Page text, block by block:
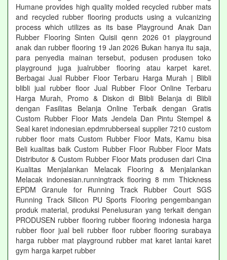
Humane provides high quality molded recycled rubber mats
and recycled rubber flooring products using a vulcanizing
process which utilizes as its base Playground Anak Dan
Rubber Flooring Sinten Quisii qenn 2026 01 playground
anak dan rubber flooring 19 Jan 2026 Bukan hanya itu saja,
para penyedia mainan tersebut, podusen produsen toko
playground juga jualrubber flooring atau karpet karet.
Berbagai Jual Rubber Floor Terbaru Harga Murah | Blibli
blibli jual rubber floor Jual Rubber Floor Online Terbaru
Harga Murah, Promo & Diskon di Blibli Belanja di Blibli
dengan Fasilitas Belanja Online Terbaik dengan Gratis
Custom Rubber Floor Mats Jendela Dan Pintu Stempel &
Seal karet indonesian.epdmrubberseal supplier 7210 custom
rubber floor mats Custom Rubber Floor Mats, Kamu bisa
Beli kualitas baik Custom Rubber Floor Rubber Floor Mats
Distributor & Custom Rubber Floor Mats produsen dari Cina
Kualitas Menjalankan Melacak Flooring & Menjalankan
Melacak indonesian.runningtrack flooring 8 mm Thickness
EPDM Granule for Running Track Rubber Court SGS
Running Track Silicon PU Sports Flooring pengembangan
produk material, produksi Penelusuran yang terkait dengan
PRODUSEN rubber flooring rubber flooring indonesia harga
rubber floor jual beli rubber floor rubber flooring surabaya
harga rubber mat playground rubber mat karet lantai karet
gym harga karpet rubber